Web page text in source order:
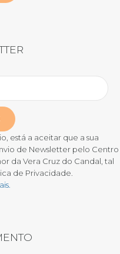
está a aceitar que a sua
de Newsletter pelo Centro
da Vera Cruz do Candal, tal
de Privacidade.